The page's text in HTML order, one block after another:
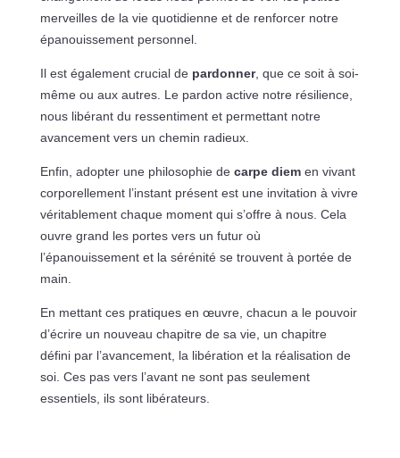
merveilles de la vie quotidienne et de renforcer notre
épanouissement personnel.
Il est également crucial de pardonner, que ce soit à soi-
même ou aux autres. Le pardon active notre résilience,
nous libérant du ressentiment et permettant notre
avancement vers un chemin radieux.
Enfin, adopter une philosophie de carpe diemen vivant
corporellement l’instant présent est une invitation à vivre
véritablement chaque moment qui s’offre à nous. Cela
ouvre grand les portes vers un futur où
l’épanouissement et la sérénité se trouvent à portée de
main.
En mettant ces pratiques en œuvre, chacun a le pouvoir
d’écrire un nouveau chapitre de sa vie, un chapitre
défini par l’avancement, la libération et la réalisation de
soi. Ces pas vers l’avant ne sont pas seulement
essentiels, ils sont libérateurs.